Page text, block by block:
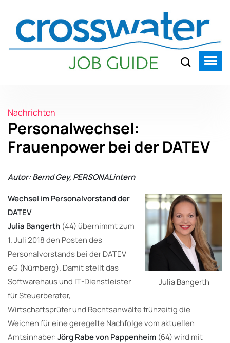
Nachrichten
Personalwechsel:
Frauenpower bei der DATEV
Autor: Bernd Gey, PERSONALintern
Julia Bangerth
Wechsel im Personalvorstand der
DATEV
Julia Bangerth (44) übernimmt zum
1. Juli 2018 den Posten des
Personalvorstands bei der DATEV
eG (Nürnberg). Damit stellt das
Softwarehaus und IT-Dienstleister
für Steuerberater,
Wirtschaftsprüfer und Rechtsanwälte frühzeitig die
Weichen für eine geregelte Nachfolge vom aktuellen
Amtsinhaber:Jörg Rabe von Pappenheim (64) wird mit